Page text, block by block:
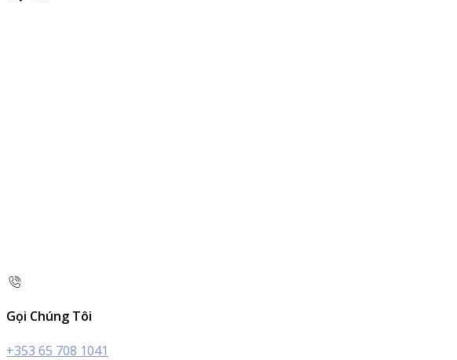
Gọi Chúng Tôi
+353 65 708 1041